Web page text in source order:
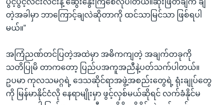
တဲ့အခါမှာ ဘာကြောင့်ချလဲဆိုတာကို ထင်သာမြင်သာ ဖြစ်ရပါ
မယ်။”
အကြံညဏ်တင်ပြတဲ့အထဲမှာ အဓိကကျတဲ့ အချက်တခုကို
သတိပြုမိ တာကတော့ ပြည်ပအကူအညီနဲ့ပတ်သက်ပါတယ်။
ဥပမာ ကုလသမဂ္ဂရဲ့ ဒေသဆိုင်ရာအဖွဲ့အစည်းတွေရဲ့ ရုံးချုပ်တွေ
ကို မြန်မာနိုင်ငံလို နေရာမျိုးမှာ ဖွင့်လှစ်မယ်ဆိုရင် လက်ခံနိုင်မ